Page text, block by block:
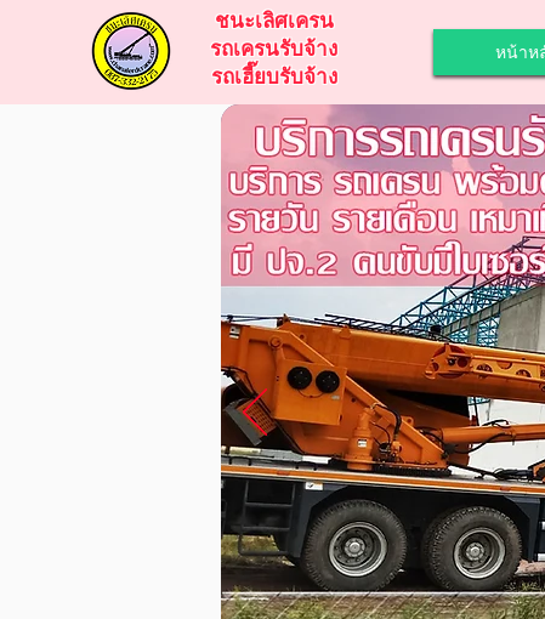
ชนะเลิศเครน
รถเครนรับจ้าง
รถเฮี๊ยบรับจ้าง
หน้าห